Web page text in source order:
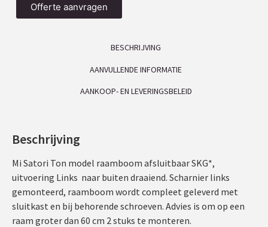
Offerte aanvragen
BESCHRIJVING
AANVULLENDE INFORMATIE
AANKOOP- EN LEVERINGSBELEID
Beschrijving
Mi Satori Ton model raamboom afsluitbaar SKG*,
uitvoering Links naar buiten draaiend. Scharnier links
gemonteerd, raamboom wordt compleet geleverd met
sluitkast en bij behorende schroeven. Advies is om op een
raam groter dan 60 cm 2 stuks te monteren.